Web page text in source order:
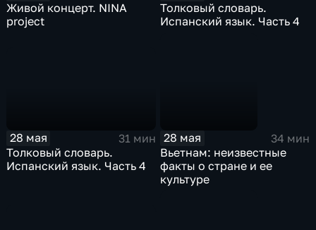
Живой концерт. NINA
project
Толковый словарь.
Испанский язык. Часть 4
28 мая
31 мин
Толковый словарь.
Испанский язык. Часть 4
28 мая
34 мин
Вьетнам: неизвестные
факты о стране и ее
культуре